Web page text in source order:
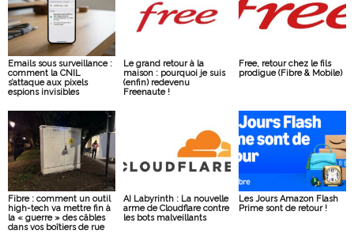
Emails sous surveillance :
comment la CNIL
s’attaque aux pixels
espions invisibles
Le grand retour à la
maison : pourquoi je suis
(enfin) redevenu
Freenaute !
Free, retour chez le fils
prodigue (Fibre & Mobile)
Fibre : comment un outil
high-tech va mettre fin à
la « guerre » des câbles
dans vos boîtiers de rue
AI Labyrinth : La nouvelle
arme de Cloudflare contre
les bots malveillants
Les Jours Amazon Flash
Prime sont de retour !